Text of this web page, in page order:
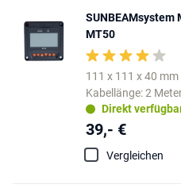
SUNBEAMsystem
MT50
111 x 111 x 40 mm
Kabellänge: 2
Direkt
39,- €
Vergleichen